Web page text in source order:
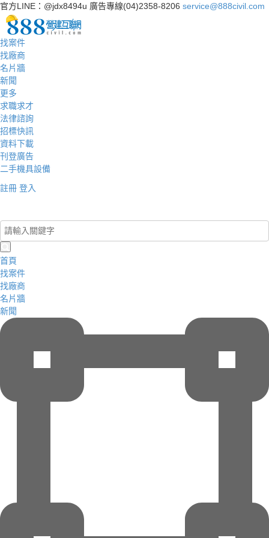
官方LINE：@jdx8494u 廣告專線(04)2358-8206 service@888civil.com
找案件
找廠商
名片牆
新聞
更多
求職求才
法律諮詢
招標快訊
資料下載
刊登廣告
二手機具設備
註冊 登入
首頁
找案件
找廠商
名片牆
新聞